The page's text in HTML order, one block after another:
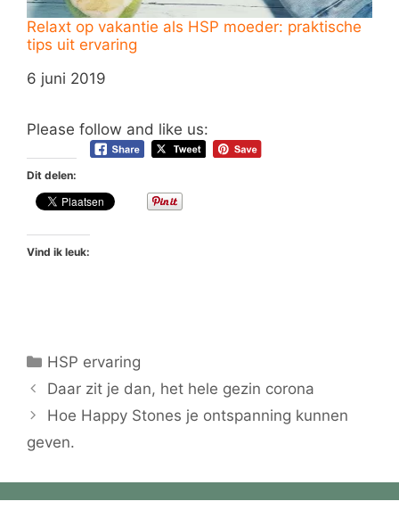
Relaxt op vakantie als HSP moeder: praktische
tips uit ervaring
Datum
6 juni 2019
Please follow and like us:
Dit delen:
Vind ik leuk:
Categorieën
HSP ervaring
Daar zit je dan, het hele gezin corona
Hoe Happy Stones je ontspanning kunnen
geven.